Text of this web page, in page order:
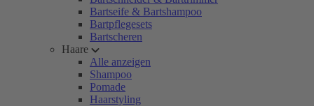
Bartseife & Bartshampoo
Bartpflegesets
Bartscheren
Haare
Alle anzeigen
Shampoo
Pomade
Haarstyling